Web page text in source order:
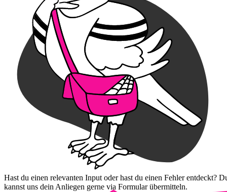
Hast du einen relevanten Input oder hast du einen Fehler entdeckt?
kannst uns dein Anliegen gerne via Formular übermitteln.